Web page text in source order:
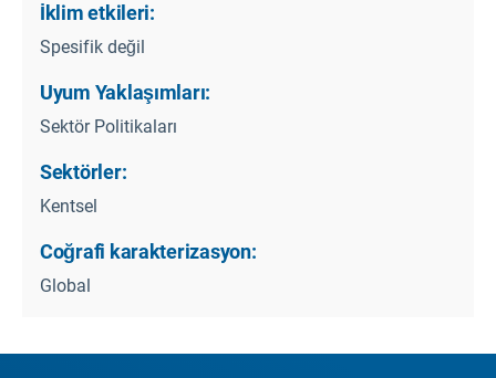
İklim etkileri:
Spesifik değil
Uyum Yaklaşımları:
Sektör Politikaları
Sektörler:
Kentsel
Coğrafi karakterizasyon:
Global